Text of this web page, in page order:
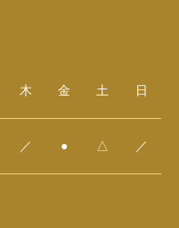
木 金 土 日
／ ● △ ／